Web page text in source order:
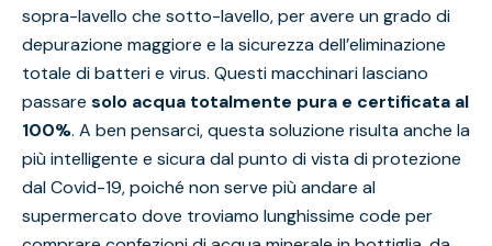
sopra-lavello che sotto-lavello, per avere un grado di
depurazione maggiore e la sicurezza dell’eliminazione
totale di batteri e virus. Questi macchinari lasciano
passare solo acqua totalmente pura e certificata al
100%. A ben pensarci, questa soluzione risulta anche la
più intelligente e sicura dal punto di vista di protezione
dal Covid-19, poiché non serve più andare al
supermercato dove troviamo lunghissime code per